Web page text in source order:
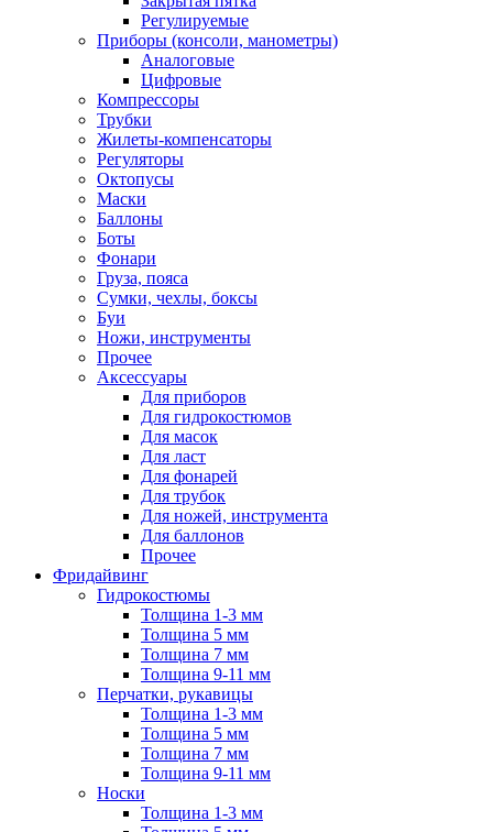
Регулируемые
Приборы (консоли, манометры)
Аналоговые
Цифровые
Компрессоры
Трубки
Жилеты-компенсаторы
Регуляторы
Октопусы
Маски
Баллоны
Боты
Фонари
Груза, пояса
Сумки, чехлы, боксы
Буи
Ножи, инструменты
Прочее
Аксессуары
Для приборов
Для гидрокостюмов
Для масок
Для ласт
Для фонарей
Для трубок
Для ножей, инструмента
Для баллонов
Прочее
Фридайвинг
Гидрокостюмы
Толщина 1-3 мм
Толщина 5 мм
Толщина 7 мм
Толщина 9-11 мм
Перчатки, рукавицы
Толщина 1-3 мм
Толщина 5 мм
Толщина 7 мм
Толщина 9-11 мм
Носки
Толщина 1-3 мм